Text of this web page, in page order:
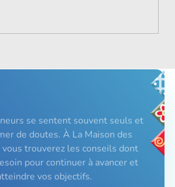
se sentent souvent seuls et
de doutes. À La Maison des
trouverez les conseils dont
pour continuer à avancer et
vos objectifs.